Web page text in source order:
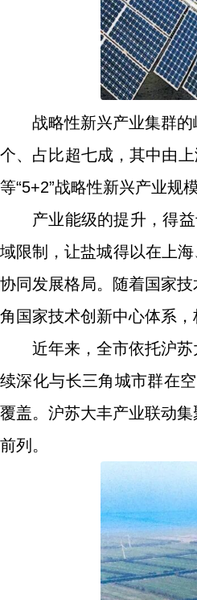
战略性新兴产业集群
个、占比超七成，其中由
等“5+2”战略性新兴产业规
产业能级的提升，得
域限制，让盐城得以在上
协同发展格局。随着国家
角国家技术创新中心体系
近年来，全市依托沪
续深化与长三角城市群在
覆盖。沪苏大丰产业联动
前列。